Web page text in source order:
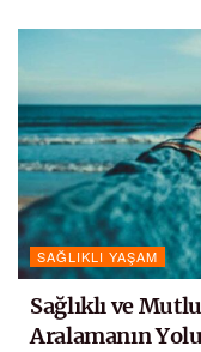
SAĞLIKLI YAŞAM
Sağlıklı ve
Aralamanın